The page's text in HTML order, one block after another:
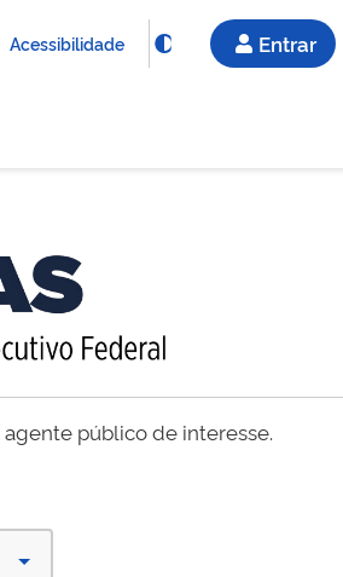
Acessibilidade Entrar
público de interesse.